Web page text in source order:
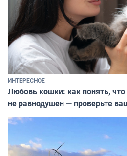
ИНТЕРЕСНОЕ
Любовь кошки: как понять,
не равнодушен — проверьте